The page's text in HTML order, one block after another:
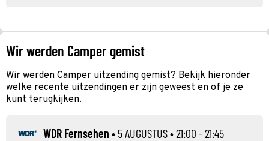
Wir werden Camper gemist
Wir werden Camper uitzending gemist? Bekijk hieronder
welke recente uitzendingen er zijn geweest en of je ze
kunt terugkijken.
WDR Fernsehen • 5 AUGUSTUS• 21:00 - 21:45